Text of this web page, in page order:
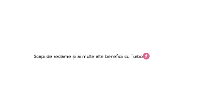
Scapi de reclame și ai multe alte beneficii cu Turbo